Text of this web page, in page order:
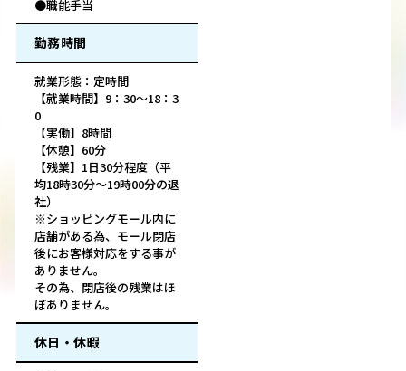
●職能手当
勤務時間
就業形態：定時間
【就業時間】9：30～18：3
0
【実働】8時間
【休憩】60分
【残業】1日30分程度（平
均18時30分～19時00分の退
社）
※ショッピングモール内に
店舗がある為、モール閉店
後にお客様対応をする事が
ありません。
その為、閉店後の残業はほ
ぼありません。
休日・休暇